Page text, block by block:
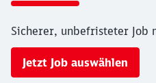
Sicherer, unbefristeter Job
Jetzt Job auswählen